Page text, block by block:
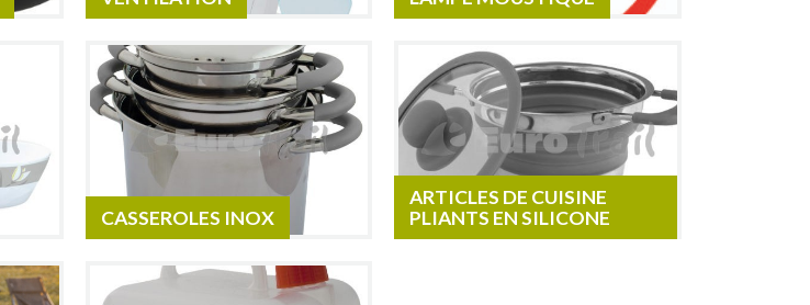
CASSEROLES INOX
ARTICLES DE CUISINE
PLIANTS EN SILICONE